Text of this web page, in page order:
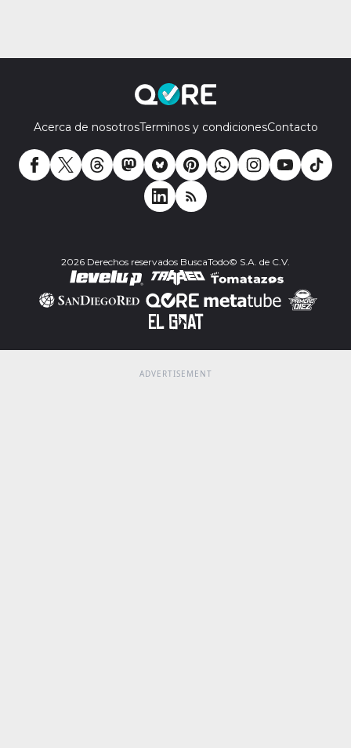
Acerca de nosotrosTerminos y condicionesContacto
2026 Derechos reservados BuscaTodo© S.A. de C.V.